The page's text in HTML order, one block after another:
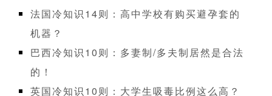
法国冷知识14则：高中学校有购买避孕套的
机器？
巴西冷知识10则：多妻制/多夫制居然是合法
的！
英国冷知识10则：大学生吸毒比例这么高？